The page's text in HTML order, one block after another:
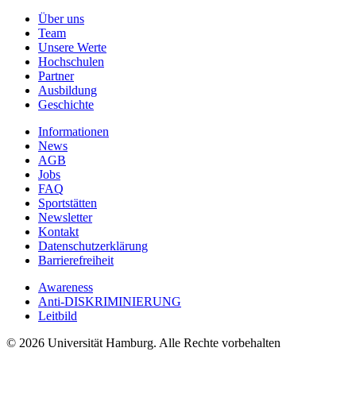
Über uns
Team
Unsere Werte
Hochschulen
Partner
Ausbildung
Geschichte
Informationen
News
AGB
Jobs
FAQ
Sportstätten
Newsletter
Kontakt
Datenschutzerklärung
Barrierefreiheit
Awareness
Anti-DISKRIMINIERUNG
Leitbild
© 2026 Universität Hamburg. Alle Rechte vorbehalten